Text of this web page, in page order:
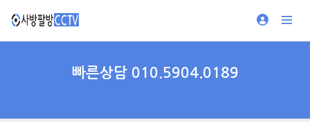
빠른상담 010.5904.0189